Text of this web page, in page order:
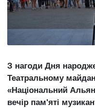
XIX
Спартакіада
VolWe...
Всі розділи
Персона
Лайф
Афіша
З нагоди Дня
Театральному
«Національний
вечір пам'яті